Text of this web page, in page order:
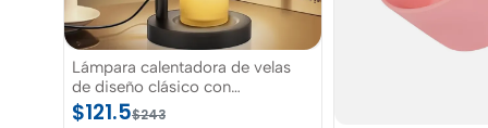
Lámpara calentadora de velas
de diseño clásico con
temporizador y luz regulable
$121.5$243